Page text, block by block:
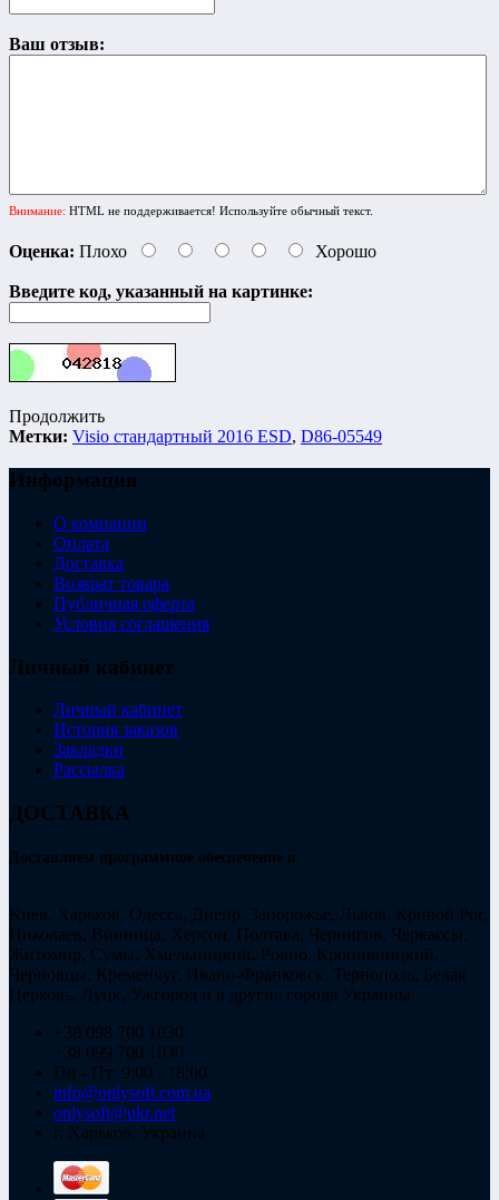
Ваш отзыв:
Внимание: HTML не поддерживается! Используйте обычный текст.
Оценка: Плохо Хорошо
Введите код, указанный на картинке:
Продолжить
Метки: Visio стандартный 2016 ESD, D86-05549
Информация
О компании
Оплата
Доставка
Возврат товара
Публичная оферта
Условия соглашения
Личный кабинет
Личный кабинет
История заказов
Закладки
Рассылка
ДОСТАВКА
Доставляем программное обеспечение в
Киев, Харьков, Одесса, Днепр, Запорожье, Львов, Кривой Рог,
Николаев, Винница, Херсон, Полтава, Чернигов, Черкассы,
Житомир, Сумы, Хмельницкий, Ровно, Кропивницкий,
Черновцы, Кременчуг, Ивано-Франковск, Тернополь, Белая
Церковь, Луцк, Ужгород и в другие города Украины.
+38 098 700 1030
+38 099 700 1030
Пн - Пт: 9:00 - 18:00
info@onlysoft.com.ua
onlysoft@ukr.net
г. Харьков, Украина